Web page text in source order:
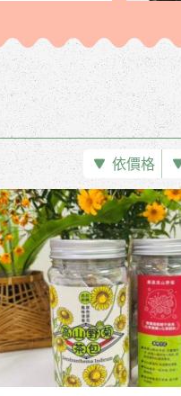
依價格